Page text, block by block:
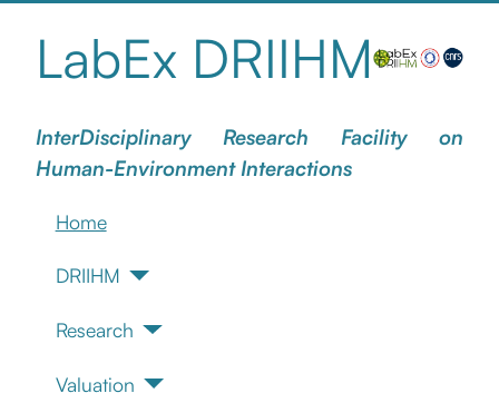
LabEx DRIIHM
InterDisciplinary Research Facility on
Human-Environment Interactions
Home
DRIIHM
Research
Valuation